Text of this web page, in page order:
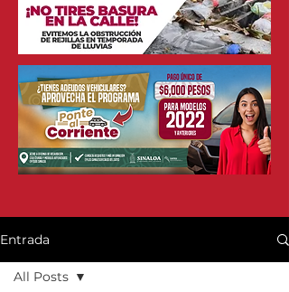
Entrada
All Posts